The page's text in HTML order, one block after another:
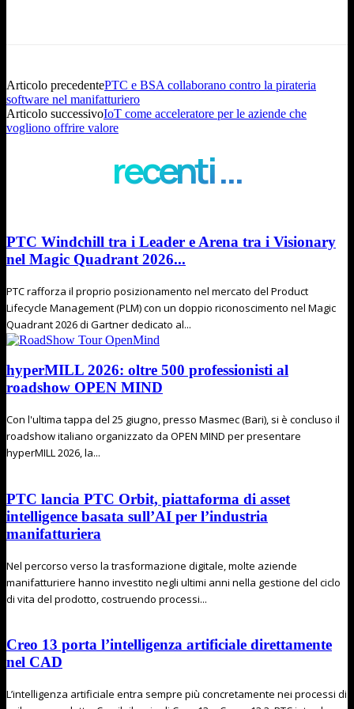
Articolo precedentePTC e BSA collaborano contro la pirateria
software nel manifatturiero
Articolo successivoIoT come acceleratore per le aziende che
vogliono offrire valore
recenti ...
PTC Windchill tra i Leader e Arena tra i Visionary
nel Magic Quadrant 2026...
PTC rafforza il proprio posizionamento nel mercato del Product
Lifecycle Management (PLM) con un doppio riconoscimento nel Magic
Quadrant 2026 di Gartner dedicato al...
hyperMILL 2026: oltre 500 professionisti al
roadshow OPEN MIND
Con l'ultima tappa del 25 giugno, presso Masmec (Bari), si è concluso il
roadshow italiano organizzato da OPEN MIND per presentare
hyperMILL 2026, la...
PTC lancia PTC Orbit, piattaforma di asset
intelligence basata sull’AI per l’industria
manifatturiera
Nel percorso verso la trasformazione digitale, molte aziende
manifatturiere hanno investito negli ultimi anni nella gestione del ciclo
di vita del prodotto, costruendo processi...
Creo 13 porta l’intelligenza artificiale direttamente
nel CAD
L’intelligenza artificiale entra sempre più concretamente nei processi di